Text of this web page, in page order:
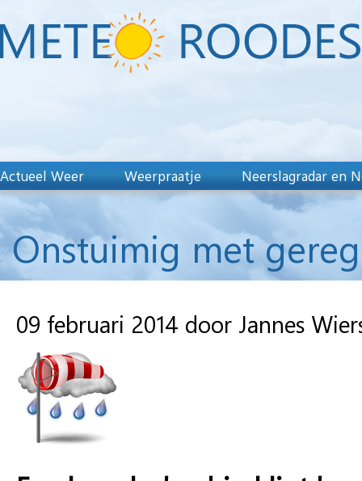
Actueel Weer Weerpraatje Neerslagradar en
Onstuimig met
09 februari 2014 door Jannes